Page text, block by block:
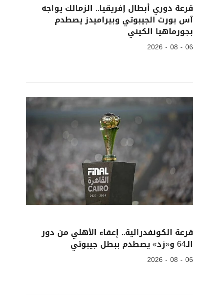
قرعة دوري أبطال إفريقيا.. الزمالك يواجه
آس بورت الجيبوتي وبيراميدز يصطدم
بجورماهيا الكيني
06 - 08 - 2026
قرعة الكونفدرالية.. إعفاء الأهلي من دور
الـ64 و«زد» يصطدم ببطل جيبوتي
06 - 08 - 2026